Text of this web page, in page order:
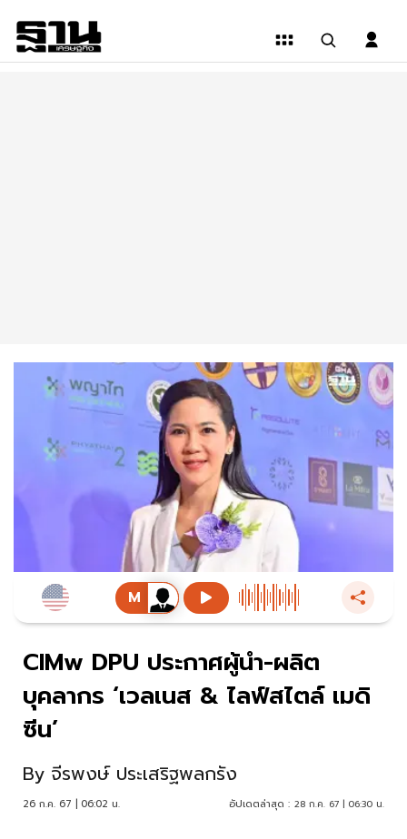
CIMw DPU ประกาศผู้นำ-ผลิต
บุคลากร ‘เวลเนส & ไลฟ์สไตล์ เมดิ
ซีน’
By จีรพงษ์ ประเสริฐพลกรัง
26 ก.ค. 67 | 06:02 น. อัปเดตล่าสุด : 28 ก.ค. 67 | 06:30 น.